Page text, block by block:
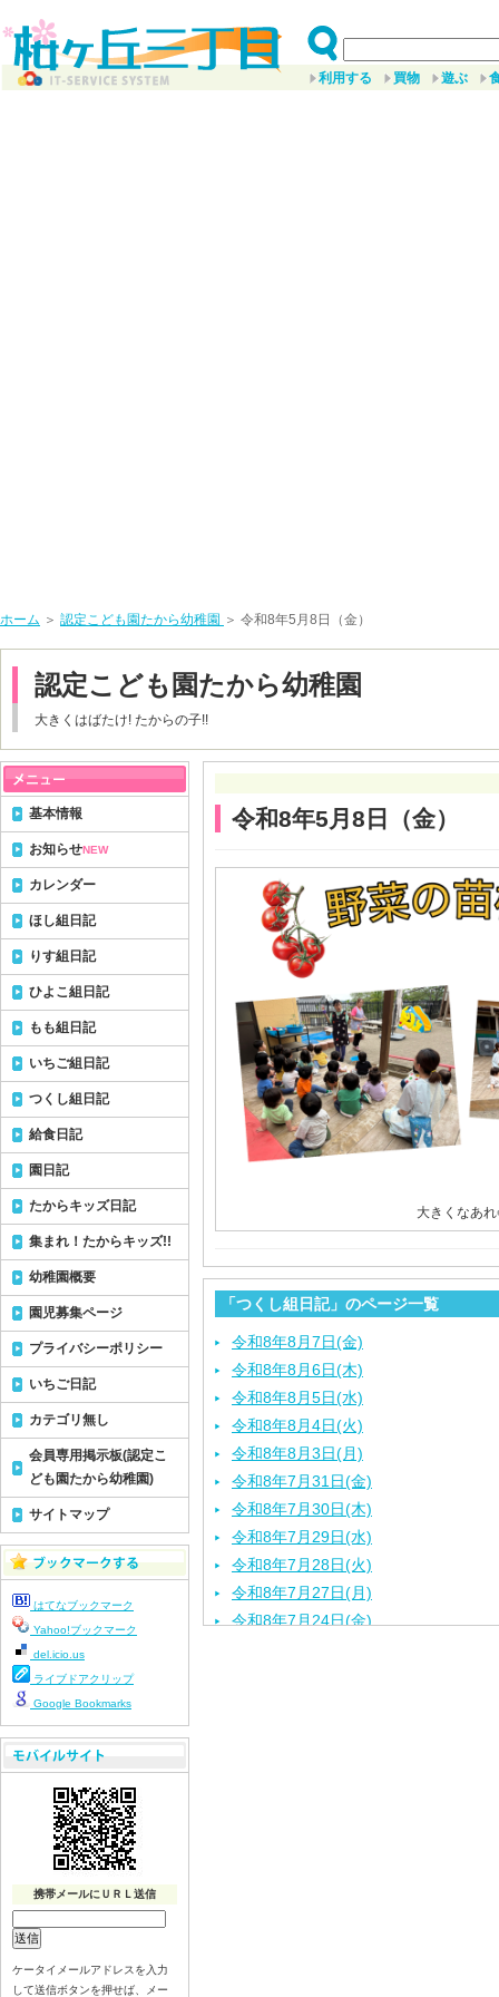
利用する 買物 遊ぶ
ホーム ＞ 認定こども園たから幼稚園 ＞ 令和8年5月8日（金）
認定こども園たから幼稚園
大きくはばたけ! たからの子!!
令和8年5月8日（金）
大きくなあ
「つくし組日記」のページ一覧
令和8年8月7日(金)
令和8年8月6日(木)
令和8年8月5日(水)
令和8年8月4日(火)
令和8年8月3日(月)
令和8年7月31日(金)
令和8年7月30日(木)
令和8年7月29日(水)
令和8年7月28日(火)
令和8年7月27日(月)
令和8年7月24日(金)
基本情報
お知らせNEW
カレンダー
ほし組日記
りす組日記
ひよこ組日記
もも組日記
いちご組日記
つくし組日記
給食日記
園日記
たからキッズ日記
集まれ！たからキッズ!!
幼稚園概要
園児募集ページ
プライバシーポリシー
いちご日記
カテゴリ無し
会員専用掲示板(認定こ
ども園たから幼稚園)
サイトマップ
はてなブックマーク
Yahoo!ブックマーク
del.icio.us
ライブドアクリップ
Google Bookmarks
携帯メールにＵＲＬ送信
ケータイメールアドレスを入力
して送信ボタンを押せば、メー